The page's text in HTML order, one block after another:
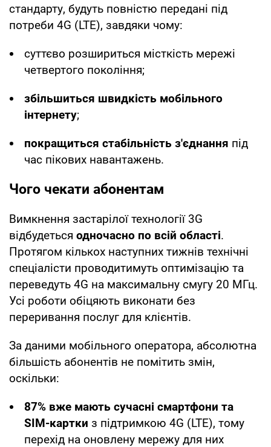
стандарту, будуть повністю передані під
потреби 4G (LTE), завдяки чому:
суттєво розшириться місткість мережі
четвертого покоління;
збільшиться швидкість мобільного
інтернету;
покращиться стабільність з'єднання під
час пікових навантажень.
Чого чекати абонентам
Вимкнення застарілої технології 3G
відбудеться одночасно по всій області.
Протягом кількох наступних тижнів технічні
спеціалісти проводитимуть оптимізацію та
переведуть 4G на максимальну смугу 20 МГц.
Усі роботи обіцяють виконати без
переривання послуг для клієнтів.
За даними мобільного оператора, абсолютна
більшість абонентів не помітить змін,
оскільки:
87% вже мають сучасні смартфони та
SIM-картки з підтримкою 4G (LTE), тому
перехід на оновлену мережу для них